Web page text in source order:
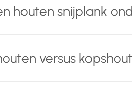
drie behandelingen die
zonder zorgen met
houten snijplank
versus